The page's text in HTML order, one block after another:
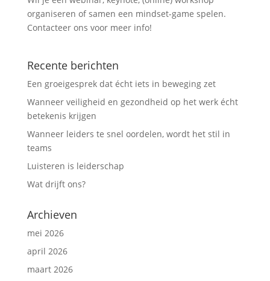
organiseren of samen een mindset-game spelen.
Contacteer ons voor meer info!
Recente berichten
Een groeigesprek dat écht iets in beweging zet
Wanneer veiligheid en gezondheid op het werk écht
betekenis krijgen
Wanneer leiders te snel oordelen, wordt het stil in
teams
Luisteren is leiderschap
Wat drijft ons?
Archieven
mei 2026
april 2026
maart 2026